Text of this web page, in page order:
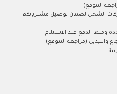
الموقع)
الشحن لضمان توصيل مشترياتكم
ومنها الدفع عند الاستلام
والتبديل (مراجعة الموقع)